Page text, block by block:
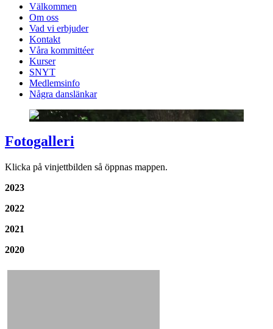
Välkommen
Om oss
Vad vi erbjuder
Kontakt
Våra kommittéer
Kurser
SNYT
Medlemsinfo
Några danslänkar
Fotogalleri
Klicka på vinjettbilden så öppnas mappen.
2023
2022
2021
2020